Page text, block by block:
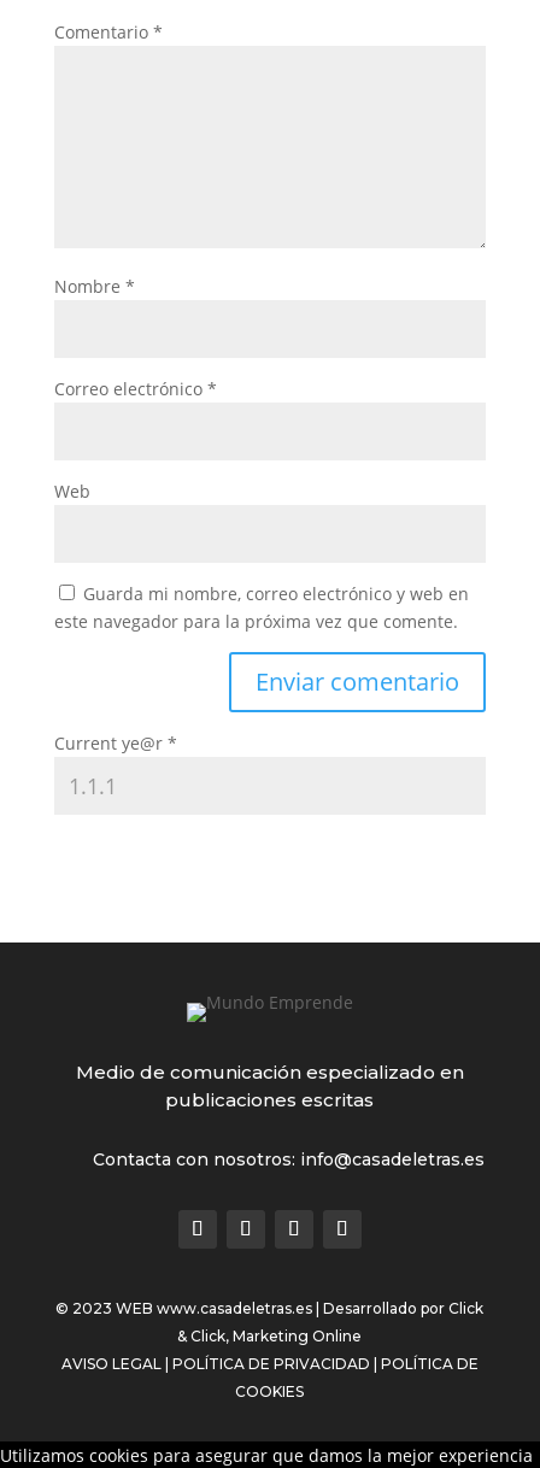
Comentario *
Nombre *
Correo electrónico *
Web
Guarda mi nombre, correo electrónico y web en
este navegador para la próxima vez que comente.
Current ye@r *
Medio de comunicación especializado en
publicaciones escritas
Contacta con nosotros: info@casadeletras.es
© 2023 WEBwww.casadeletras.es | Desarrollado porClick
& Click, Marketing Online
AVISO LEGAL| POLÍTICA DE PRIVACIDAD
POLÍTICA DE
COOKIES
Utilizamos cookies para asegurar que damos la mejor experiencia